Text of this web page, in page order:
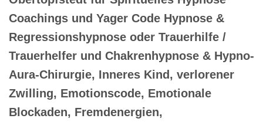
Coachings und Yager Code Hypnose &
Regressionshypnose oder Trauerhilfe /
Trauerhelfer und Chakrenhypnose & Hypno-
Aura-Chirurgie, Inneres Kind, verlorener
Zwilling, Emotionscode, Emotionale
Blockaden, Fremdenergien,